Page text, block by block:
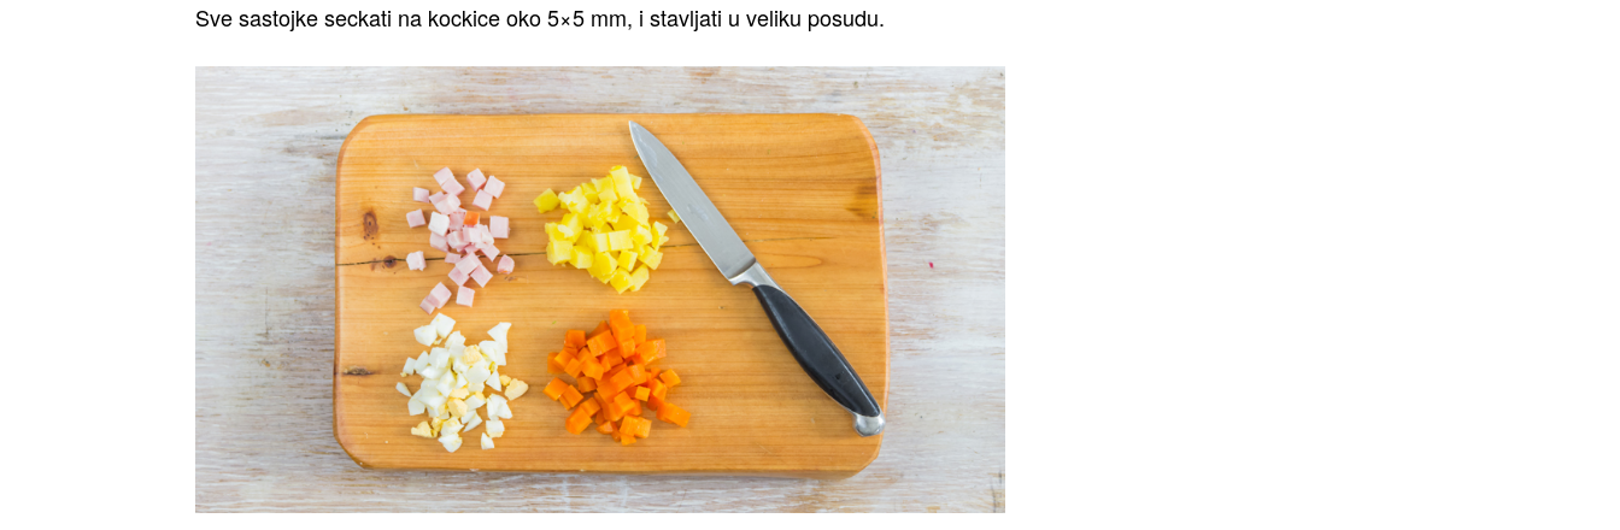
Sve sastojke seckati na kockice oko 5×5 mm, i stavljati u veliku posudu.